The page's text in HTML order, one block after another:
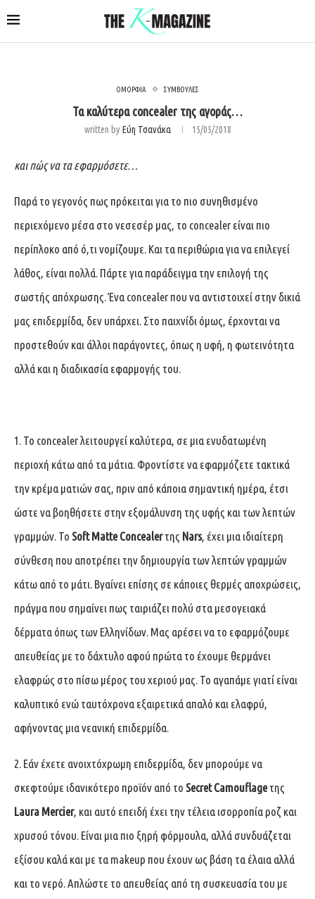
ΟΜΟΡΦΙΑ ΣΥΜΒΟΥΛΕΣ
Τα καλύτερα concealer της αγοράς…
written byΕύη Τσανάκα 15/05/2018
και πώς να τα εφαρμόσετε…
Παρά το γεγονός πως πρόκειται για το πιο συνηθισμένο
περιεχόμενο μέσα στο νεσεσέρ μας, το concealer είναι πιο
περίπλοκο από ό,τι νομίζουμε. Και τα περιθώρια για να επιλεγεί
λάθος, είναι πολλά. Πάρτε για παράδειγμα την επιλογή της
σωστής απόχρωσης. Ένα concealer που να αντιστοιχεί στην δικιά
μας επιδερμίδα, δεν υπάρχει. Στο παιχνίδι όμως, έρχονται να
προστεθούν και άλλοι παράγοντες, όπως η υφή, η φωτεινότητα
αλλά και η διαδικασία εφαρμογής του.
1. Το concealer λειτουργεί καλύτερα, σε μια ενυδατωμένη
περιοχή κάτω από τα μάτια. Φροντίστε να εφαρμόζετε τακτικά
την κρέμα ματιών σας, πριν από κάποια σημαντική ημέρα, έτσι
ώστε να βοηθήσετε στην εξομάλυνση της υφής και των λεπτών
γραμμών. Το Soft Matte Concealerτης Nars, έχει μια ιδιαίτερη
σύνθεση που αποτρέπει την δημιουργία των λεπτών γραμμών
κάτω από το μάτι. Βγαίνει επίσης σε κάποιες θερμές αποχρώσεις,
πράγμα που σημαίνει πως ταιριάζει πολύ στα μεσογειακά
δέρματα όπως των Ελληνίδων. Μας αρέσει να το εφαρμόζουμε
απευθείας με το δάχτυλο αφού πρώτα το έχουμε θερμάνει
ελαφρώς στο πίσω μέρος του χεριού μας. Το αγαπάμε γιατί είναι
καλυπτικό ενώ ταυτόχρονα εξαιρετικά απαλό και ελαφρύ,
αφήνοντας μια νεανική επιδερμίδα.
2. Εάν έχετε ανοιχτόχρωμη επιδερμίδα, δεν μπορούμε να
σκεφτούμε ιδανικότερο προϊόν από το Secret Camouflageτης
Laura Mercier, και αυτό επειδή έχει την τέλεια ισορροπία ροζ και
χρυσού τόνου. Είναι μια πιο ξηρή φόρμουλα, αλλά συνδυάζεται
εξίσου καλά και με τα makeup που έχουν ως βάση τα έλαια αλλά
και το νερό. Απλώστε το απευθείας από τη συσκευασία του με